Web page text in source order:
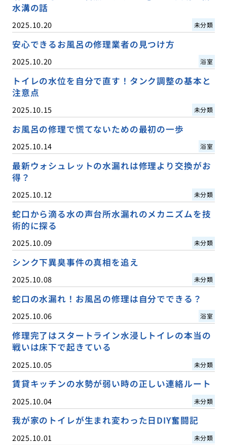
水溝の話
2025.10.20 未分類
安心できるお風呂の修理業者の見つけ方
2025.10.20 浴室
トイレの水位を自分で直す！タンク調整の基本と
注意点
2025.10.15 未分類
お風呂の修理で慌てないための最初の一歩
2025.10.14 浴室
最新ウォシュレットの水漏れは修理より交換がお
得？
2025.10.12 未分類
蛇口から滴る水の声台所水漏れのメカニズムを技
術的に探る
2025.10.09 未分類
シンク下異臭事件の真相を追え
2025.10.08 未分類
蛇口の水漏れ！お風呂の修理は自分でできる？
2025.10.06 浴室
修理完了はスタートライン水浸しトイレの本当の
戦いは床下で起きている
2025.10.05 未分類
賃貸キッチンの水勢が弱い時の正しい連絡ルート
2025.10.04 未分類
我が家のトイレが生まれ変わった日DIY奮闘記
2025.10.01 未分類